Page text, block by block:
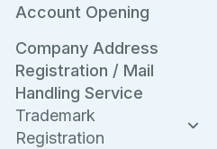
Account Opening
Company Address
Registration / Mail
Handling Service
Trademark
Registration